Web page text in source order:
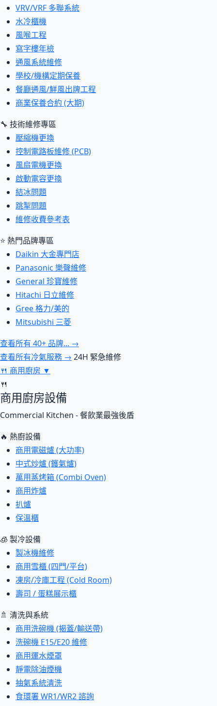
VRV/VRF 多聯系統
水冷櫃機
風喉工程
寫字樓年檢
通風系統維修
學校/機構定期保養
餐廳通風/鮮風出牌工程
商業保養合約 (大期)
🔧 技術維修專區
壓縮機更換
控制電路板維修 (PCB)
風扇電機更換
啟動電容更換
結冰問題
跳掣問題
維修收費參考表
⭐ 熱門品牌專區
Daikin 大金專門店
Panasonic 樂聲維修
General 珍寶維修
Hitachi 日立維修
Gree 格力/美的
Mitsubishi 三菱
查看所有 40+ 品牌... →
查看所有冷氣服務 → 24H 緊急維修
🍴 商用廚房 ▼
🍴
商用廚房設備
Commercial Kitchen - 餐飲業最強後盾
🔥 熱廚設備
商用電磁爐 (大功率)
中式炒爐 (鑊氣爐)
萬用蒸烤箱 (Combi Oven)
商用炸爐
扒爐
保溫櫃
🧊 製冷設備
製冰機維修
商用雪櫃 (四門/平台)
凍房/冷庫工程 (Cold Room)
壽司 / 蛋糕展示櫃
🚿 清洗與系統
商用洗碗機 (揭蓋/輸送帶)
洗碗機 E15/E20 維修
商用運水煙罩
靜電除油煙機
抽氣系統清洗
食環署 WR1/WR2 諮詢